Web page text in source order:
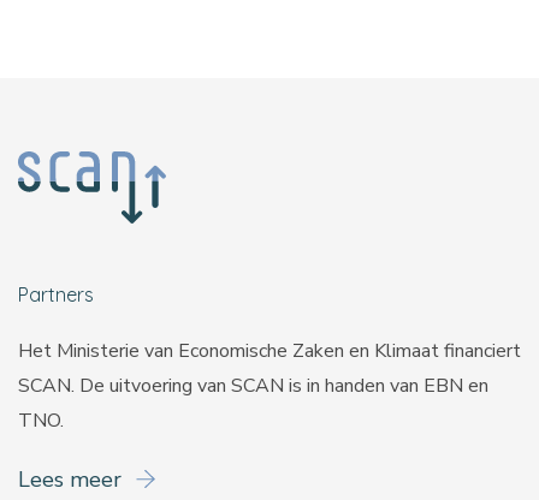
Partners
Het Ministerie van Economische Zaken en Klimaat financiert
SCAN. De uitvoering van SCAN is in handen van EBN en
TNO.
Lees meer